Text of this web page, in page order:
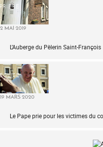
PRIÈRE
2 MAI 2019
L’Auberge du Pèlerin Saint-François
ÉGLISE
19 MARS 2020
Le Pape prie pour les victimes du